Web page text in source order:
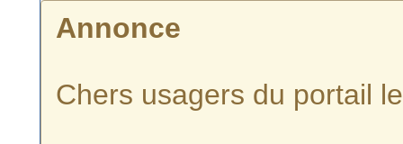
Annonce
Chers usagers du portail